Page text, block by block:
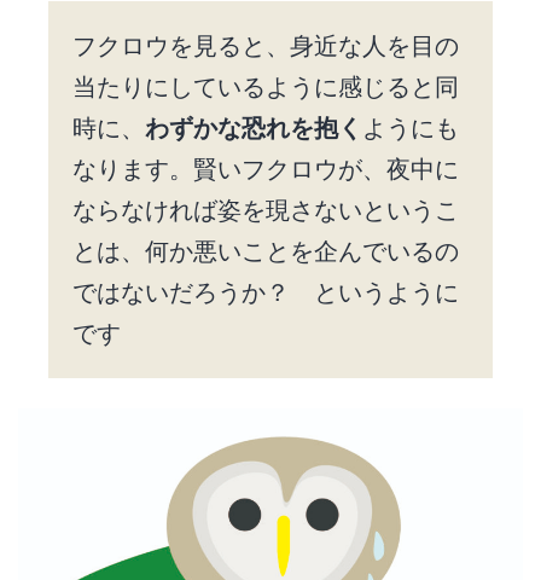
フクロウを見ると、身近な人を目の
当たりにしているように感じると同
時に、 わずかな恐れを抱く ようにも
なります。賢いフクロウが、夜中に
ならなければ姿を現さないというこ
とは、何か悪いことを企んでいるの
ではないだろうか？ というように
です